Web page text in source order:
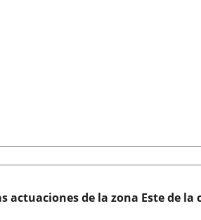
actuaciones de la zona Este de la